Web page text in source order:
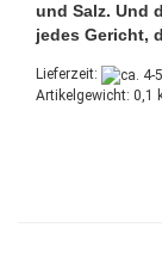
und Salz. Und
jedes Gericht,
Lieferzeit:
Artikelgewicht: 0,1